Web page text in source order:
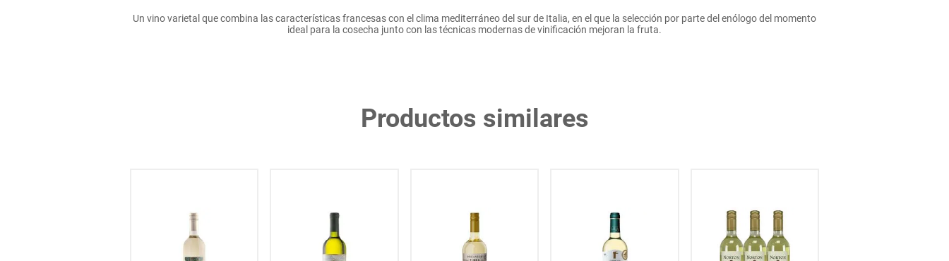
Un vino varietal que combina las características francesas con el clima mediterráneo del sur de Italia, en el que la selección por parte del enólogo del momento
ideal para la cosecha junto con las técnicas modernas de vinificación mejoran la fruta.
Productos similares